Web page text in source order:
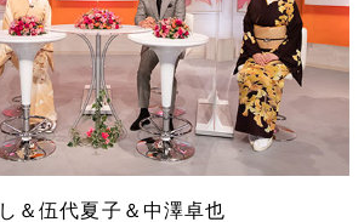
＆伍代夏子＆中澤卓也